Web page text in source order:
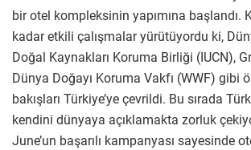
bir otel kompleksinin yapımına başlandı.
kadar etkili çalışmalar yürütüyordu ki,
Doğal Kaynakları Koruma Birliği (IUCN),
Dünya Doğayı Koruma Vakfı (WWF) gibi
bakışları Türkiye’ye çevrildi. Bu sırada
kendini dünyaya açıklamakta zorluk
June’un başarılı kampanyası sayesinde